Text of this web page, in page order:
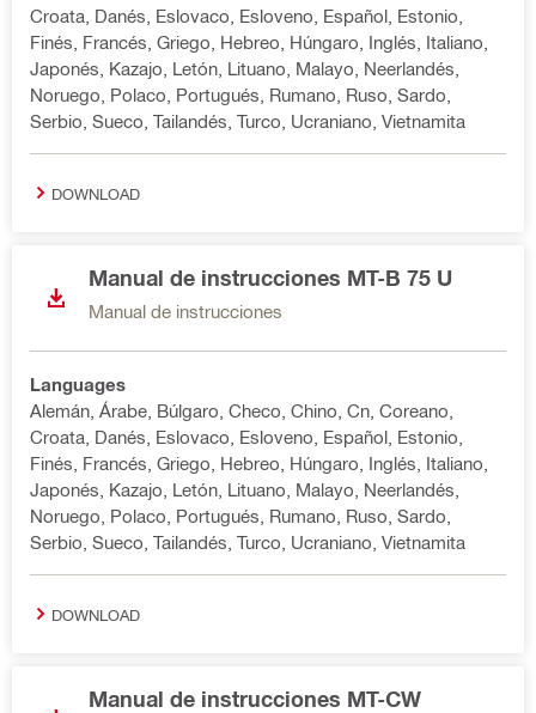
Croata, Danés, Eslovaco, Esloveno, Español, Estonio,
Finés, Francés, Griego, Hebreo, Húngaro, Inglés, Italiano,
Japonés, Kazajo, Letón, Lituano, Malayo, Neerlandés,
Noruego, Polaco, Portugués, Rumano, Ruso, Sardo,
Serbio, Sueco, Tailandés, Turco, Ucraniano, Vietnamita
DOWNLOAD
Manual de instrucciones MT-B 75 U
Manual de instrucciones
Languages
Alemán, Árabe, Búlgaro, Checo, Chino, Cn, Coreano,
Croata, Danés, Eslovaco, Esloveno, Español, Estonio,
Finés, Francés, Griego, Hebreo, Húngaro, Inglés, Italiano,
Japonés, Kazajo, Letón, Lituano, Malayo, Neerlandés,
Noruego, Polaco, Portugués, Rumano, Ruso, Sardo,
Serbio, Sueco, Tailandés, Turco, Ucraniano, Vietnamita
DOWNLOAD
Manual de instrucciones MT-CW